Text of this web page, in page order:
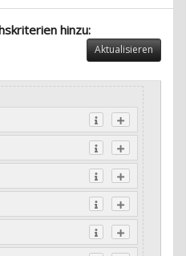
hinzu:
Aktualisieren